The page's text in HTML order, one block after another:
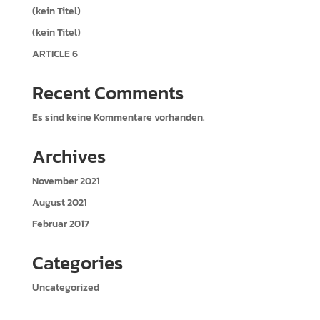
(kein Titel)
(kein Titel)
ARTICLE 6
Recent Comments
Es sind keine Kommentare vorhanden.
Archives
November 2021
August 2021
Februar 2017
Categories
Uncategorized